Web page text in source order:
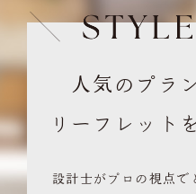
人気のプラ
リーフレット
設計士がプロの視点で